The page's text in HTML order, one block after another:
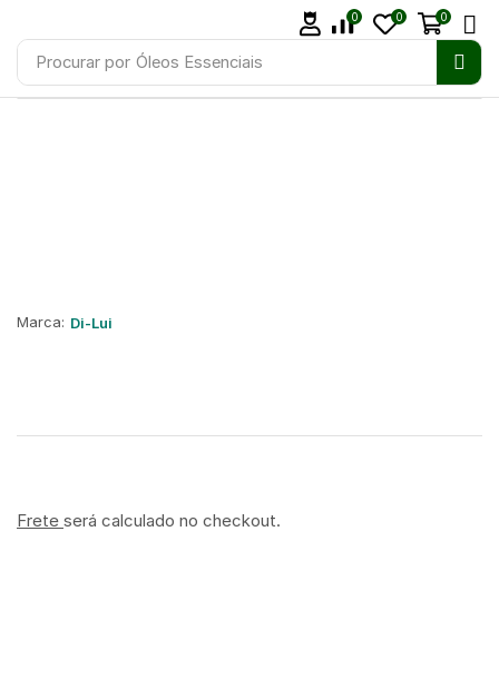
Procurar por Óleos Essenciais
0 0 0
Marca: Di-Lui
Frete será calculado no checkout.